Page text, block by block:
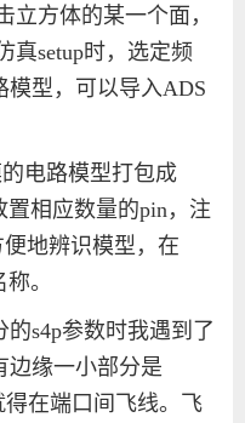
立方体的某一个面，
真setup时，选定频
模型，可以导入ADS
电路模型打包成
置相应数量的pin，注
地辨识模型，在
。
s4p参数时我遇到了
边缘一小部分是
得在端口间飞线。飞